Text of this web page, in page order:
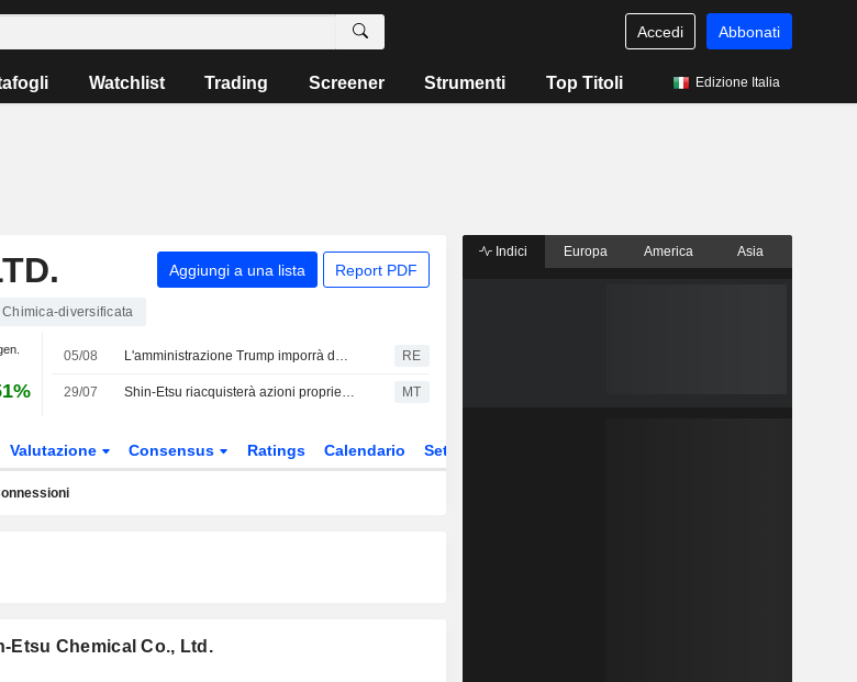
Accedi Abbonati
Watchlist Trading Screener Strumenti Top Titoli Edizione Italia
Aggiungi a una lista Report PDF
Chimica-diversificata
05/08 L'amministrazione Trump imporrà dazi del 15% sul polisilicio per contrastare la Cina RE
29/07 Shin-Etsu riacquisterà azioni proprie per 197,3 Mrd JPY MT
Valutazione Consensus Ratings Calendario Settore
Etsu Chemical Co., Ltd.
Indici Europa America Asia